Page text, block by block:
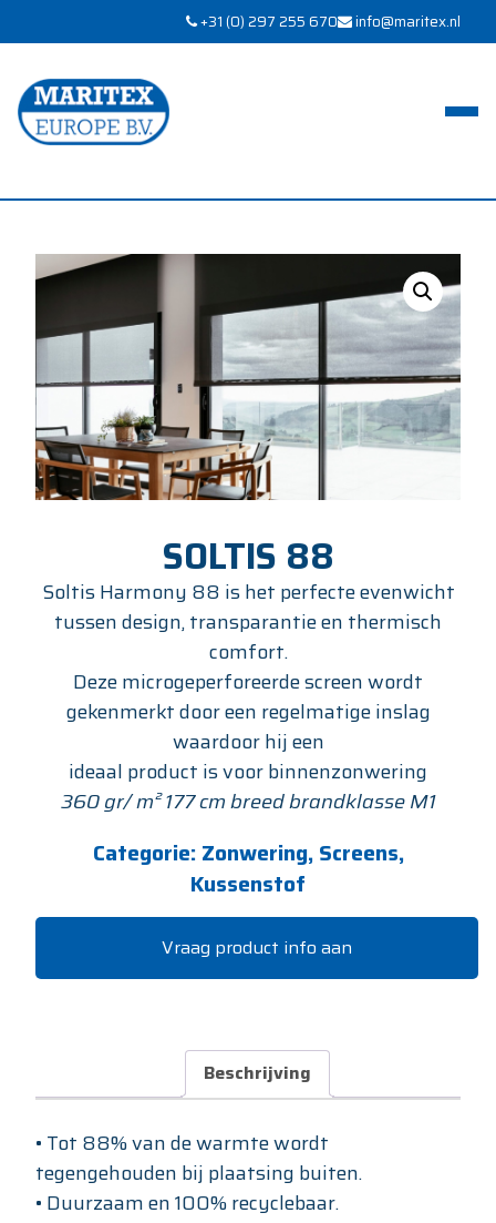
+31 (0) 297 255 670 info@maritex.nl
SOLTIS 88
Soltis Harmony 88 is het perfecte evenwicht
tussen design, transparantie en thermisch
comfort.
Deze microgeperforeerde screen wordt
gekenmerkt door een regelmatige inslag
waardoor hij een
ideaal product is voor binnenzonwering
360 gr/ m² 177 cm breed brandklasse M1
Categorie: Zonwering, Screens,
Kussenstof
Vraag product info aan
Beschrijving
• Tot 88% van de warmte wordt
tegengehouden bij plaatsing buiten.
• Duurzaam en 100% recyclebaar.